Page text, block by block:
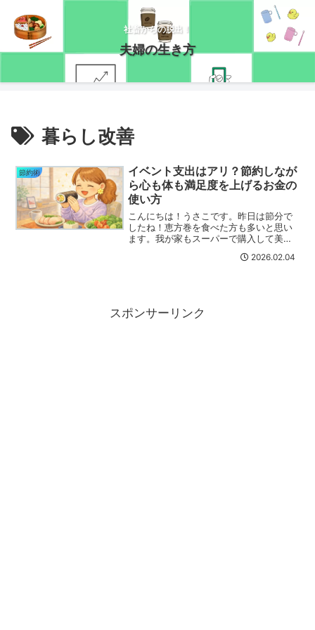
社畜からの脱出！
夫婦の生き方
暮らし改善
節約術
イベント支出はアリ？節約しなが
ら心も体も満足度を上げるお金の
使い方
こんにちは！うさこです。昨日は節分で
したね！恵方巻を食べた方も多いと思い
ます。我が家もスーパーで購入して美味
がけているのであまりイベント消費はし
2026.02.04
スポンサーリンク